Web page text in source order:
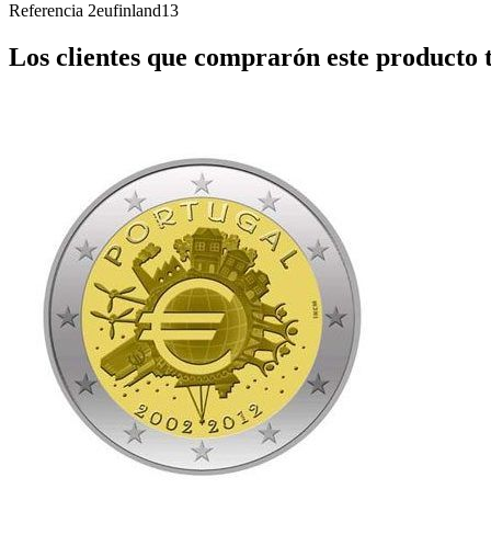
Referencia 2eufinland13
Los clientes que comprarón este